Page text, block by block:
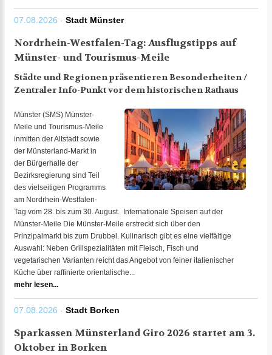
07.08.2026 - Stadt Münster
Nordrhein-Westfalen-Tag: Ausflugstipps auf
Münster- und Tourismus-Meile
Städte und Regionen präsentieren Besonderheiten /
Zentraler Info-Punkt vor dem historischen Rathaus
Münster (SMS) Münster-
Meile und Tourismus-Meile
inmitten der Altstadt sowie
der Münsterland-Markt in
der Bürgerhalle der
Bezirksregierung sind Teil
des vielseitigen Programms
am Nordrhein-Westfalen-
Tag vom 28. bis zum 30. August. Internationale Speisen auf der
Münster-Meile Die Münster-Meile erstreckt sich über den
Prinzipalmarkt bis zum Drubbel. Kulinarisch gibt es eine vielfältige
Auswahl: Neben Grillspezialitäten mit Fleisch, Fisch und
vegetarischen Varianten reicht das Angebot von feiner italienischer
Küche über raffinierte orientalische...
mehr lesen...
07.08.2026 - Stadt Borken
Sparkassen Münsterland Giro 2026 startet am 3.
Oktober in Borken